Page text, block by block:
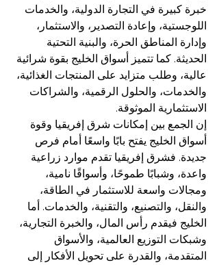
خبرة كبيرة في التجارة الدولية، والخدمات
اللوجستية، وإعادة التصدير، والاستثمار،
وإدارة المناطق الحرة، والبنية التحتية
الحديثة. كما تتميز أسواق الخليج بقوة شرائية
عالية، وطلب متزايد على المنتجات الغذائية،
والخدمات، والحلول الرقمية، والشراكات
الاستثمارية الموثوقة.
إن الجمع بين إمكانات شرق إفريقيا وقوة
أسواق الخليج يفتح بابًا واسعًا أمام فرص
جديدة. فشرق إفريقيا تقدم موارد زراعية
واعدة، وشبابًا طموحًا، وأسواقًا نامية،
ومجالات واسعة للاستثمار في الطاقة،
والنقل، والتصنيع، والتقنية، والخدمات. أما
الخليج فيقدم رأس المال، والخبرة التجارية،
وشبكات التوزيع العالمية، والأسواق
المتقدمة، والقدرة على تحويل الأفكار إلى